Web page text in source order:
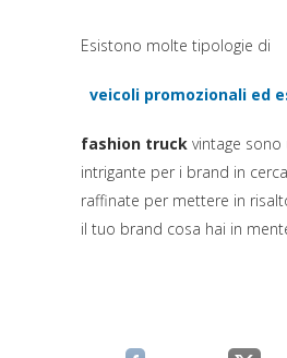
Esistono molte tipologie di
veicoli promozionali ed
fashion truck vintage
intrigante per i brand in
raffinate per mettere in
il tuo brand cosa hai in